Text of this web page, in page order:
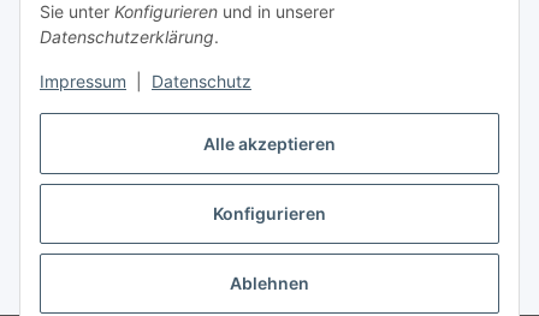
Alle akzeptieren
Konfigurieren
Ablehnen
Sie unter Konfigurieren und in unserer
Datenschutzerklärung.
Impressum Datenschutz
Versandinformationen
Vertrag widerrufen
* Alle Preise inkl. gesetzlicher USt., zzgl.Versand